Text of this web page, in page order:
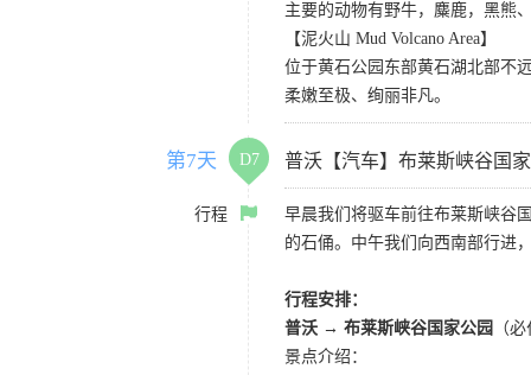
主要的动物有野牛，麋鹿，黑熊
【泥火山 Mud Volcano Area】
位于黄石公园东部黄石湖北部不
柔嫩至极、绚丽非凡。
第7天 D7 普沃【汽车】布莱斯峡谷国
行程
早晨我们将驱车前往布莱斯峡谷
的石俑。中午我们向西南部行进
行程安排：
普沃 → 布莱斯峡谷国家公园
（
景点介绍：